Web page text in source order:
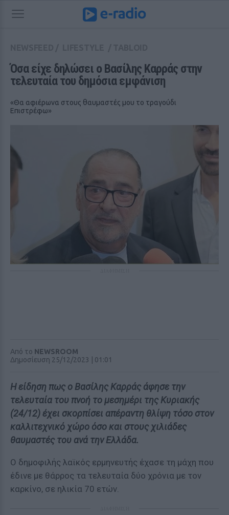
Όσα είχε δηλώσει ο Βασίλης Καρράς στην
τελευταία του δημόσια εμφάνιση
«Θα αφιέρωνα στους θαυμαστές μου το τραγούδι
Επιστρέφω»
Από το NEWSROOM
Δημοσίευση 25/12/2023 | 01:01
Η είδηση πως ο Βασίλης Καρράς άφησε την
τελευταία του πνοή το μεσημέρι της Κυριακής
(24/12) έχει σκορπίσει απέραντη θλίψη τόσο στον
καλλιτεχνικό χώρο όσο και στους χιλιάδες
θαυμαστές του ανά την Ελλάδα.
Ο δημοφιλής λαϊκός ερμηνευτής έχασε τη μάχη που
έδινε με θάρρος τα τελευταία δύο χρόνια με τον
καρκίνο, σε ηλικία 70 ετών.